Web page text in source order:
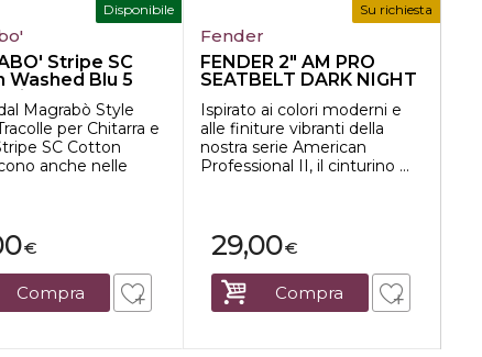
Disponibile
Stripe SC
Washed Blu 5
Magrabò Style
per Chitarra e
SC Cotton
anche nelle
€
Compra
Su richiesta
Fender
FENDER 2" AM PRO
SEATBELT DARK NIGHT
Ispirato ai colori moderni e
alle finiture vibranti della
nostra serie American
Professional II, il cinturino ...
€
29,00
Compra